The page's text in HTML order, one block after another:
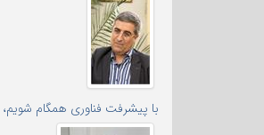
با پیشرفت فناوری همگام شویم،